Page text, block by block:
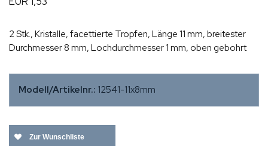
2 Stk., Kristalle, facettierte Tropfen, Länge 11 mm, breitester
Durchmesser 8 mm, Lochdurchmesser 1 mm, oben gebohrt
Modell/Artikelnr.: 12541-11x8mm
Zur Wunschliste